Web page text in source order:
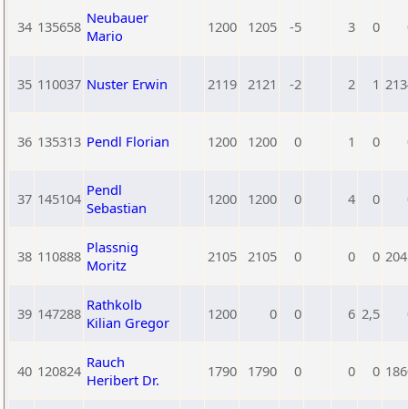
34 135658 Neubauer
Mario
1200 1205 -5 3 0
35 110037 Nuster Erwin 2119 2121 -2 2 1
36 135313 Pendl Florian 1200 1200 0 1 0
37 145104 Pendl
Sebastian
1200 1200 0 4 0
38 110888 Plassnig
Moritz
2105 2105 0 0 0
39 147288 Rathkolb
Kilian Gregor
1200 0 0 6 2,5
40 120824 Rauch
Heribert Dr.
1790 1790 0 0 0